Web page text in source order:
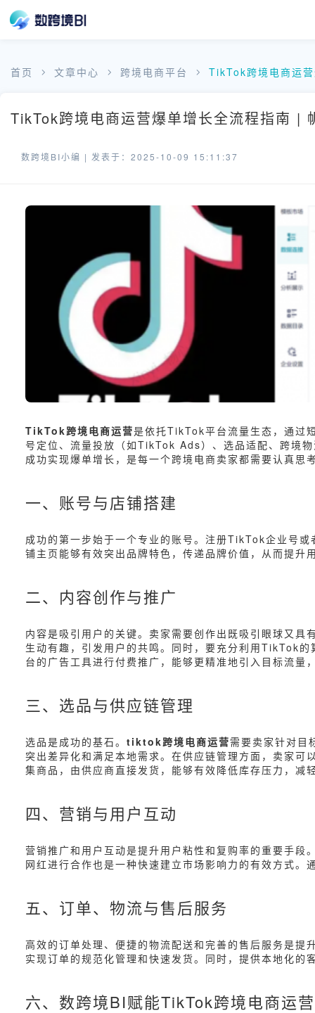
首页 文章中心 跨境电商平台 TikTok跨境电商运
TikTok跨境电商运营爆单增长全流程指南 |
数跨境BI小编 | 发表于：2025-10-09 15:11:37
TikTok跨境电商运营是依托TikTok平台流量生态，通过
号定位、流量投放（如TikTok Ads）、选品适配、跨境
成功实现爆单增长，是每一个跨境电商卖家都需要认真
一、账号与店铺搭建
成功的第一步始于一个专业的账号。注册TikTok企业号
铺主页能够有效突出品牌特色，传递品牌价值，从而提
二、内容创作与推广
内容是吸引用户的关键。卖家需要创作出既吸引眼球又
生动有趣，引发用户的共鸣。同时，要充分利用TikTok
台的广告工具进行付费推广，能够更精准地引入目标流量
三、选品与供应链管理
选品是成功的基石。 tiktok跨境电商运营需要卖家针对目
突出差异化和满足本地需求。在供应链管理方面，卖家
集商品，由供应商直接发货，能够有效降低库存压力，减
四、营销与用户互动
营销推广和用户互动是提升用户粘性和复购率的重要手
网红进行合作也是一种快速建立市场影响力的有效方式
五、订单、物流与售后服务
高效的订单处理、便捷的物流配送和完善的售后服务是
实现订单的规范化管理和快速发货。同时，提供本地化
六、数跨境BI赋能TikTok跨境电商运营